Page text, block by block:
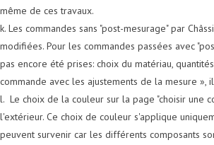
même de ces travaux.
k. Les commandes sans "post-mesurage" par
modifiées. Pour les commandes passées avec
pas encore été prises: choix du matériau,
commande avec les ajustements de la mesure
l. Le choix de la couleur sur la page "choisir une
l'extérieur. Ce choix de couleur s'applique
peuvent survenir car les différents composants